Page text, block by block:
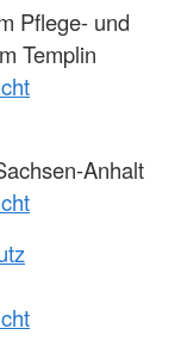
Pflege- und
Templin
Anhalt